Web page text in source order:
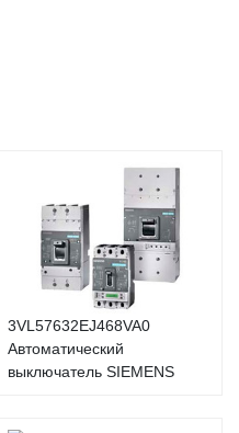
3VL57632EJ468VA0
Автоматический
выключатель SIEMENS